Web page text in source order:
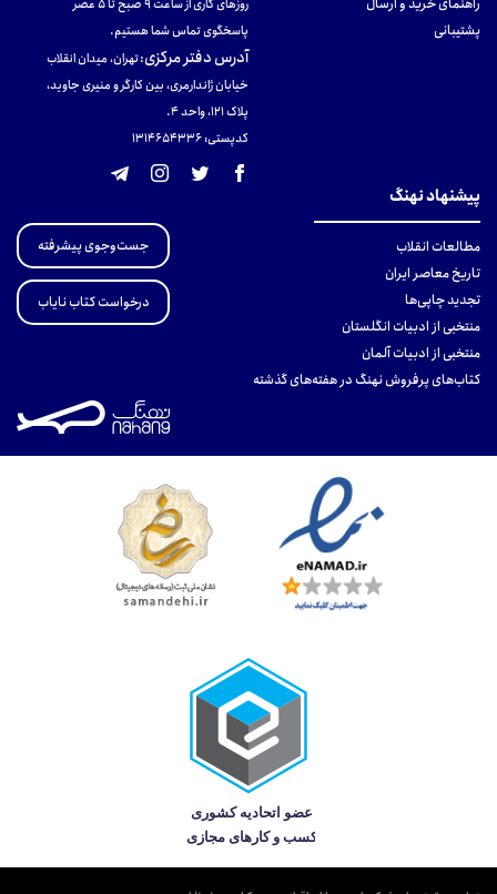
پشتیبانی
روزهای کاری از ساعت ۹ صبح تا ۵ عصر
پاسخگوی تماس شما هستیم.
آدرس دفتر مرکزی:تهران، میدان انقلاب
خیابان ژاندارمری، بین کارگر و منیری جاوید،
پلاک 121، واحد ۴.
کدپستی: 131465433۶
پیشنهاد نهنگ
مطالعات انقلاب
تاریخ معاصر ایران
تجدید چاپی‌ها
منتخبی از ادبیات انگلستان
منتخبی از ادبیات آلمان
کتاب‌های پرفروش نهنگ در هفته‌های گذشته
جست‌وجوی پیشرفته
درخواست کتاب نایاب